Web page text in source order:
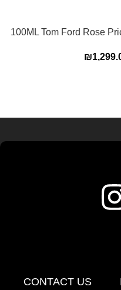
100ML Tom Ford Rose
₪
CONTACT US